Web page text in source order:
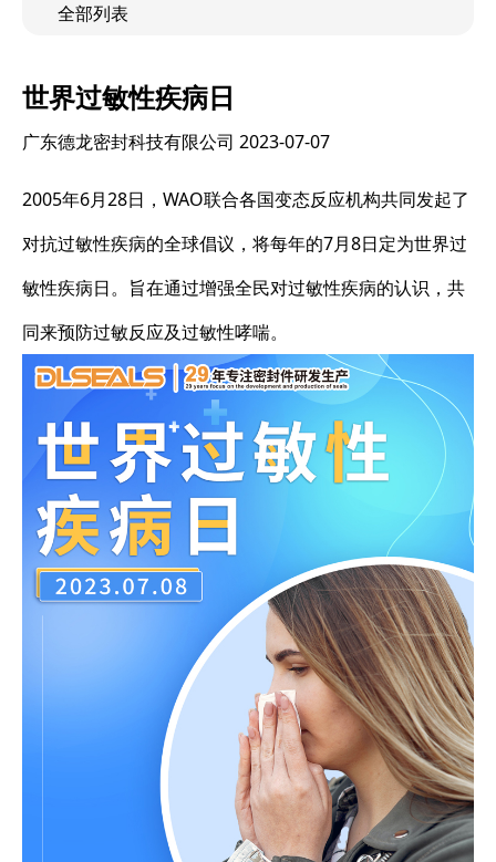
全部列表
世界过敏性疾病日
广东德龙密封科技有限公司 2023-07-07
2005年6月28日，WAO联合各国变态反应机构共同发起了
对抗过敏性疾病的全球倡议，将每年的7月8日定为世界过
敏性疾病日。旨在通过增强全民对过敏性疾病的认识，共
同来预防过敏反应及过敏性哮喘。